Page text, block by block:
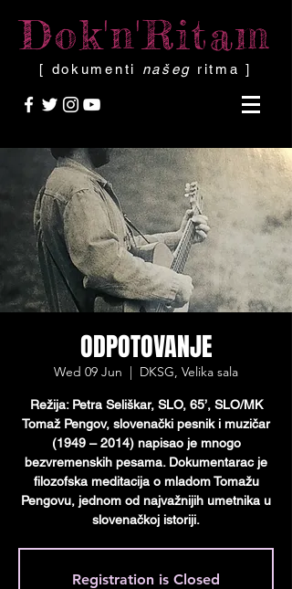
Dok'n'Ritam
[ dokumenti našeg ritma ]
ODPOTOVANJE
Wed 09 Jun
  |
DKSG, Velika sala
Režija: Petra Seliškar, SLO, 65’, SLO/MК
Tomaž Pengov, slovenački pesnik i muzičar
(1949 – 2014) napisao je mnogo
bezvremenskih pesama. Dokumentarac je
filozofska meditacija o mladom Tomažu
Pengovu, jednom od najvažnijih umetnika u
slovenačkoj istoriji.
Registration is Closed